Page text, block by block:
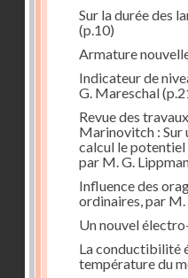
Sur la durée des
(p.10)
Armature
Indicateur de
G. Mareschal
Revue des
Marinovitch : Sur
calcul le potentiel
par M. G.
Influence des
ordinaires, par
Un nouvel
La conductibilité
température du